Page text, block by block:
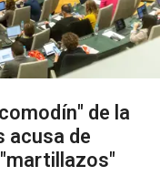
de la
acusa de